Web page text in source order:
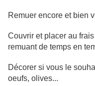
Remuer encore et bien
Couvrir et placer au
remuant de temps en
Décorer si vous le
oeufs, olives...